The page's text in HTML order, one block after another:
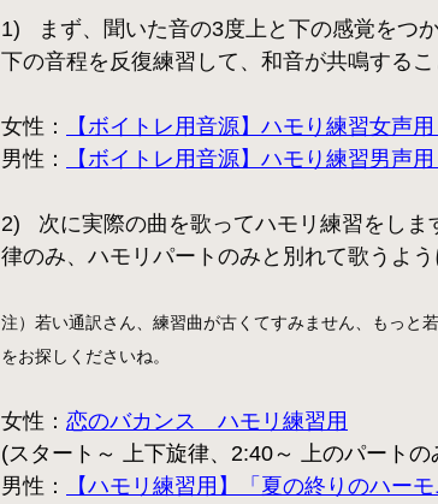
1)   まず、聞いた音の3度上と下の感覚をつ
下の音程を反復練習して、和音が共鳴するこ
女性：
【ボイトレ用音源】ハモり練習女声用
男性：
【ボイトレ用音源】ハモり練習男声用
2)   次に実際の曲を歌ってハモリ練習をし
律のみ、ハモリパートのみと別れて歌うよう
注）若い通訳さん、練習曲が古くてすみません、もっと
をお探しくださいね。
女性： 恋のバカンス　ハモリ練習用
(スタート～ 上下旋律、2:40～ 上のパート
男性：
【ハモリ練習用】「夏の終りのハー